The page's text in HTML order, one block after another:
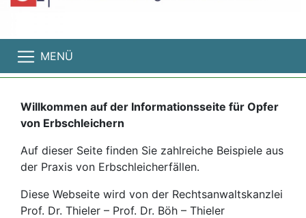
MENÜ
Willkommen auf der Informationsseite für Opfer
von Erbschleichern
Auf dieser Seite finden Sie zahlreiche Beispiele aus
der Praxis von Erbschleicherfällen.
Diese Webseite wird von der Rechtsanwaltskanzlei
Prof. Dr. Thieler – Prof. Dr. Böh – Thieler